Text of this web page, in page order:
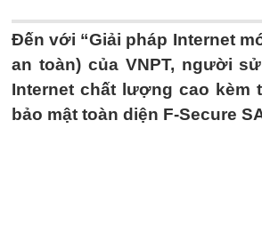
Đến với “Giải pháp Internet
an toàn) của VNPT, người
Internet chất lượng cao kèm
bảo mật toàn diện F-Secure